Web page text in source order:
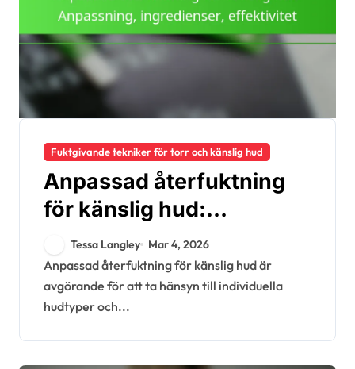
Fuktgivande tekniker för torr och känslig hud
Anpassad återfuktning
för känslig hud:
Anpassning,
ingredienser, effektivitet
Tessa Langley Mar 4, 2026
Anpassad återfuktning för känslig hud är
avgörande för att ta hänsyn till individuella
hudtyper och...